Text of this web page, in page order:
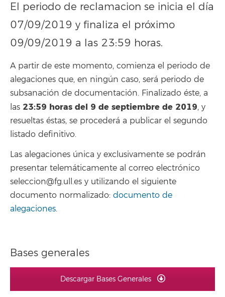
El periodo de reclamacion se inicia el día
07/09/2019 y finaliza el próximo
09/09/2019 a las 23:59 horas.
A partir de este momento, comienza el periodo de
alegaciones que, en ningún caso, será periodo de
subsanación de documentación. Finalizado éste, a
las 23:59 horas del 9 de septiembre de 2019, y
resueltas éstas, se procederá a publicar el segundo
listado definitivo.
Las alegaciones única y exclusivamente se podrán
presentar telemáticamente al correo electrónico
seleccion@fg.ull.es y utilizando el siguiente
documento normalizado: documento de
alegaciones.
Bases generales
Descargar Bases Generales